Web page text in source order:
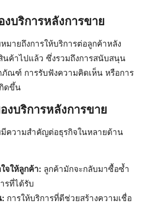
บริการหลังการขาย
มายถึงการให้บริการต่อลูกค้าหลัง
นค้าไปแล้ว ซึ่งรวมถึงการสนับสนุน
ภัณฑ์ การรับฟังความคิดเห็น หรือการ
ดขึ้น
บริการหลังการขาย
มีความสำคัญต่อธุรกิจในหลายด้าน
จให้ลูกค้า: ลูกค้ามักจะกลับมาซื้อซ้ำ
รที่ได้รับ
การให้บริการที่ดีช่วยสร้างความเชื่อ